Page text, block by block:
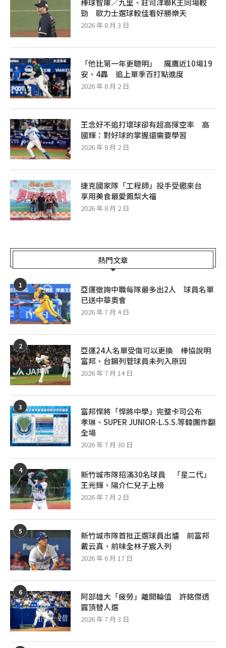
棒球智庫／九里、莊司洋聯K王同場較
勁 歐力士選球較佳看好勝樂天
2026 年 8 月 3 日
「他比第一年更聰明」 魔鷹近10場19
安、4轟 追上單季百打點進度
2026 年 8 月 2 日
王念好不追打壞球卻有超高揮空率 高
國輝：對好球的掌握還需要學習
2026 年 8 月 2 日
捷克國家隊「工程師」投手受邀來台
享用美食最愛鳳梨大福
2026 年 8 月 2 日
熱門文章
1
亞運徵詢中職每隊最多出2人 球員名單
已送中華奧會
2026 年 7 月 4 日
2
亞運24人名單受傷可以更換 棒協說明
富邦、台鋼列管球員未列入原因
2026 年 7 月 14 日
3
富邦悍將「悍將中學」完整卡司公布
孝琳、SUPER JUNIOR-L.S.S.等韓團炸翻
全場
2026 年 7 月 30 日
4
新竹城市隊招滿30名球員 「星二代」
王光輝、陽介仁兒子上榜
2026 年 7 月 2 日
5
新竹城市隊首批正選球員出爐 前富邦
戴云真、前味全林子宸入列
2026 年 6 月 17 日
6
阿部雄大「疲勞」離開輪值 許銘傑透
露頂替人選
2026 年 7 月 3 日